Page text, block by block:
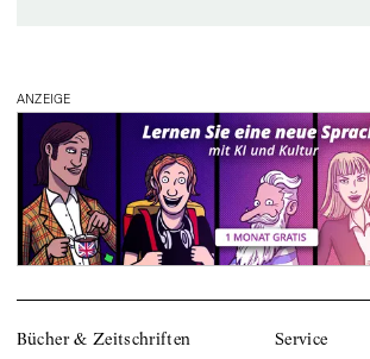
ANZEIGE
Bücher & Zeitschriften Service